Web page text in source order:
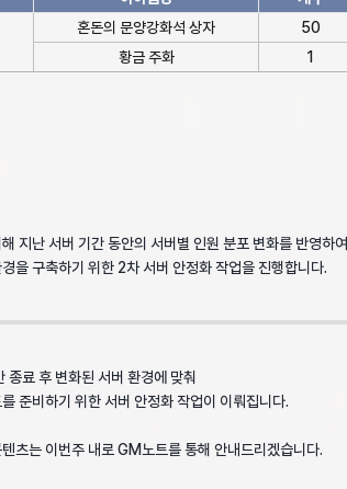
혼돈의 문양강화석 상자
50
황금 주화
1
지난 서버 기간 동안의 서버별 인원 분포 변화를 반영하여
을 구축하기 위한 2차 서버 안정화 작업을 진행합니다.
종료 후 변화된 서버 환경에 맞춰
준비하기 위한 서버 안정화 작업이 이뤄집니다.
츠는 이번주 내로 GM노트를 통해 안내드리겠습니다.